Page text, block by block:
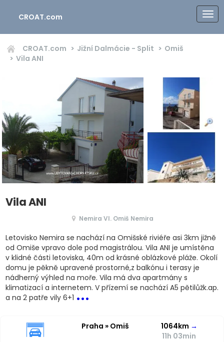
CROAT.com
CROAT.com Jižní Dalmácie - Split
Omiš
Vila ANI
Vila ANI
Nemira VI. Omiš Nemira
Letovisko Nemira se nachází na Omišské riviéře asi 3km jižně
od Omiše vpravo dole pod magistrálou. Vila ANI je umístěna
v klidné části letoviska, 40m od krásné oblázkové pláže. Okolí
domu je pěkně upravené prostorné,z balkónu i terasy je
nádherný výhled na moře. Vila má dva apartmány s
klimatizací a internetem. V přízemí se nachází A5 pětilůžk.ap.
a na 2 patře vily 6+1 ...
Praha » Omiš 1064km →
11h 03min